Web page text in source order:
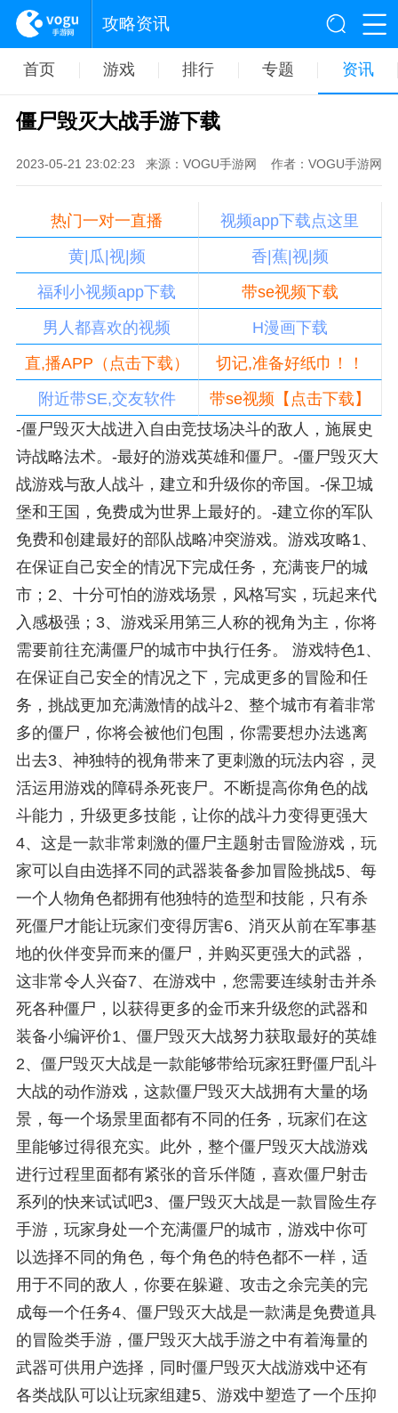
攻略资讯
首页 游戏 排行 专题 资讯
僵尸毁灭大战手游下载
2023-05-21 23:02:23 来源：VOGU手游网 作者：VOGU手游网
热门一对一直播
视频app下载点这里
黄|瓜|视|频
香|蕉|视|频
福利小视频app下载
带se视频下载
男人都喜欢的视频
H漫画下载
直,播APP（点击下载）
切记,准备好纸巾！！
附近带SE,交友软件
带se视频【点击下载】
-僵尸毁灭大战进入自由竞技场决斗的敌人，施展史
诗战略法术。-最好的游戏英雄和僵尸。-僵尸毁灭大
战游戏与敌人战斗，建立和升级你的帝国。-保卫城
堡和王国，免费成为世界上最好的。-建立你的军队
免费和创建最好的部队战略冲突游戏。游戏攻略1、
在保证自己安全的情况下完成任务，充满丧尸的城
市；2、十分可怕的游戏场景，风格写实，玩起来代
入感极强；3、游戏采用第三人称的视角为主，你将
需要前往充满僵尸的城市中执行任务。 游戏特色1、
在保证自己安全的情况之下，完成更多的冒险和任
务，挑战更加充满激情的战斗2、整个城市有着非常
多的僵尸，你将会被他们包围，你需要想办法逃离
出去3、神独特的视角带来了更刺激的玩法内容，灵
活运用游戏的障碍杀死丧尸。不断提高你角色的战
斗能力，升级更多技能，让你的战斗力变得更强大
4、这是一款非常刺激的僵尸主题射击冒险游戏，玩
家可以自由选择不同的武器装备参加冒险挑战5、每
一个人物角色都拥有他独特的造型和技能，只有杀
死僵尸才能让玩家们变得厉害6、消灭从前在军事基
地的伙伴变异而来的僵尸，并购买更强大的武器，
这非常令人兴奋7、在游戏中，您需要连续射击并杀
死各种僵尸，以获得更多的金币来升级您的武器和
装备小编评价1、僵尸毁灭大战努力获取最好的英雄
2、僵尸毁灭大战是一款能够带给玩家狂野僵尸乱斗
大战的动作游戏，这款僵尸毁灭大战拥有大量的场
景，每一个场景里面都有不同的任务，玩家们在这
里能够过得很充实。此外，整个僵尸毁灭大战游戏
进行过程里面都有紧张的音乐伴随，喜欢僵尸射击
系列的快来试试吧3、僵尸毁灭大战是一款冒险生存
手游，玩家身处一个充满僵尸的城市，游戏中你可
以选择不同的角色，每个角色的特色都不一样，适
用于不同的敌人，你要在躲避、攻击之余完美的完
成每一个任务4、僵尸毁灭大战是一款满是免费道具
的冒险类手游，僵尸毁灭大战手游之中有着海量的
武器可供用户选择，同时僵尸毁灭大战游戏中还有
各类战队可以让玩家组建5、游戏中塑造了一个压抑